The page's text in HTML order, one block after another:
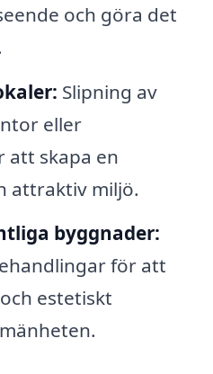
och göra det
Slipning av
eller
att skapa en
attraktiv miljö.
byggnader:
för att
estetiskt